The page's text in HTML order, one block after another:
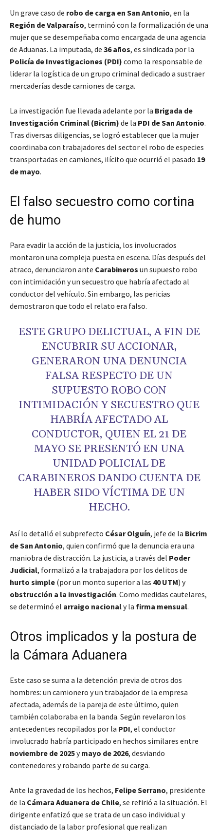
Un grave caso de robo de carga en San Antonio, en la
Región de Valparaíso, terminó con la formalización de una
mujer que se desempeñaba como encargada de una agencia
de Aduanas. La imputada, de 36 años, es sindicada por la
Policía de Investigaciones (PDI) como la responsable de
liderar la logística de un grupo criminal dedicado a sustraer
mercaderías desde camiones de carga.
La investigación fue llevada adelante por la Brigada de
Investigación Criminal (Bicrim) de la PDI de San Antonio.
Tras diversas diligencias, se logró establecer que la mujer
coordinaba con trabajadores del sector el robo de especies
transportadas en camiones, ilícito que ocurrió el pasado 19
de mayo.
El falso secuestro como cortina
de humo
Para evadir la acción de la justicia, los involucrados
montaron una compleja puesta en escena. Días después del
atraco, denunciaron ante Carabineros un supuesto robo
con intimidación y un secuestro que habría afectado al
conductor del vehículo. Sin embargo, las pericias
demostraron que todo el relato era falso.
ESTE GRUPO DELICTUAL, A FIN DE
ENCUBRIR SU ACCIONAR,
GENERARON UNA DENUNCIA
FALSA RESPECTO DE UN
SUPUESTO ROBO CON
INTIMIDACIÓN Y SECUESTRO QUE
HABRÍA AFECTADO AL
CONDUCTOR, QUIEN EL 21 DE
MAYO SE PRESENTÓ EN UNA
UNIDAD POLICIAL DE
CARABINEROS DANDO CUENTA DE
HABER SIDO VÍCTIMA DE UN
HECHO.
Así lo detalló el subprefecto César Olguín, jefe de la Bicrim
de San Antonio, quien confirmó que la denuncia era una
maniobra de distracción. La justicia, a través del Poder
Judicial, formalizó a la trabajadora por los delitos de
hurto simple (por un monto superior a las 40 UTM) y
obstrucción a la investigación. Como medidas cautelares,
se determinó el arraigo nacionaly la firma mensual.
Otros implicados y la postura de
la Cámara Aduanera
Este caso se suma a la detención previa de otros dos
hombres: un camionero y un trabajador de la empresa
afectada, además de la pareja de este último, quien
también colaboraba en la banda. Según revelaron los
antecedentes recopilados por la PDI, el conductor
involucrado habría participado en hechos similares entre
noviembre de 2025ymayo de 2026, desviando
contenedores y robando parte de su carga.
Ante la gravedad de los hechos, Felipe Serrano, presidente
de la Cámara Aduanera de Chile, se refirió a la situación. El
dirigente enfatizó que se trata de un caso individual y
distanciado de la labor profesional que realizan